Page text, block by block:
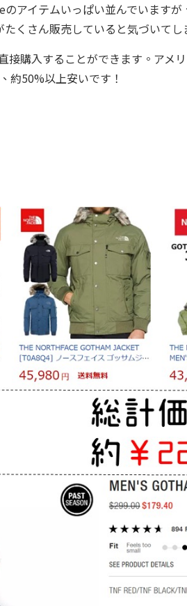
アイテムいっぱい並んでいます
くさん販売していると気づいて
購入することができます。アメ
約50%以上安いです！